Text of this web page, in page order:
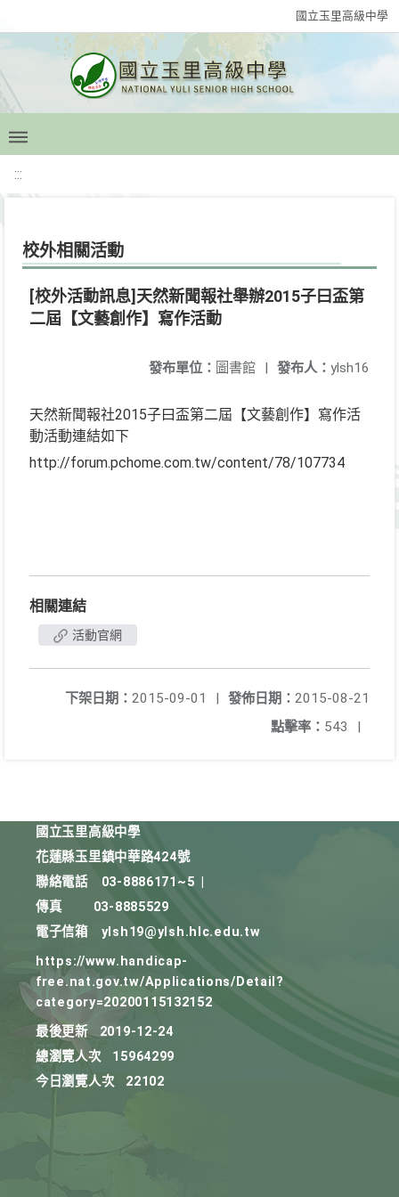
國立玉里高級中學
:::
校外相關活動
[校外活動訊息]天然新聞報社舉辦2015子曰盃第
二屆【文藝創作】寫作活動
發布人： ylsh16
發布單位： 圖書館 |
天然新聞報社2015子曰盃第二屆【文藝創作】寫作活
動活動連結如下
http://forum.pchome.com.tw/content/78/107734
相關連結
活動官網
發佈日期： 2015-08-21
下架日期： 2015-09-01
|
點擊率： 543 |
國立玉里高級中學
花蓮縣玉里鎮中華路424號
聯絡電話
03-8886171~5
傳真
03-8885529
電子信箱
ylsh19@ylsh.hlc.edu.tw
https://www.handicap-
free.nat.gov.tw/Applications/Detail?
category=20200115132152
最後更新
2019-12-24
總瀏覽人次
15964299
今日瀏覽人次
22102